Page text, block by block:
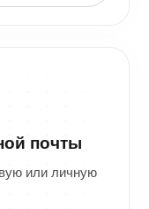
почты
или личную